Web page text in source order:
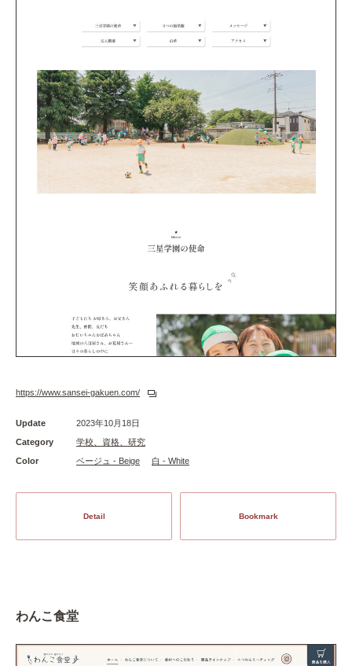
https://www.sansei-gakuen.com/
Update
2023年10月18日
Category
学校、資格、研究
Color
ベージュ - Beige 白 - White
Detail Bookmark
わんこ食堂